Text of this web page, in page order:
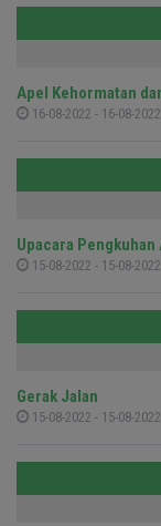
Apel Kehormatan
16-08-2022 - 16-08-2022
Upacara Pengkuhan
15-08-2022 - 15-08-2022
Gerak Jalan
15-08-2022 - 15-08-2022